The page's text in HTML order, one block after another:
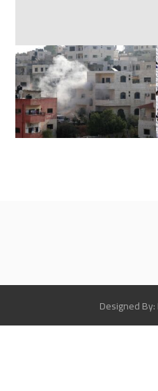
Designed